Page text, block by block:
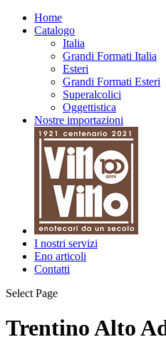
Home
Catalogo
Italia
Grandi Formati Italia
Esteri
Grandi Formati Esteri
Superalcolici
Oggettistica
Nostre importazioni
I nostri servizi
Eno articoli
Contatti
Select Page
Trentino Alto